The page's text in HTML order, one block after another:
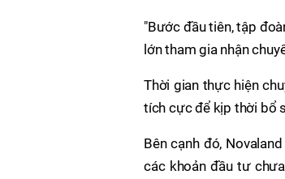
"Bước đầu tiên, tập
lớn tham gia nhận
Thời gian thực hiện
tích cực để kịp thời bổ
Bên cạnh đó,
các khoản đầu tư